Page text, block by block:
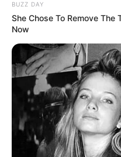
Souad
(Familles
évoque
BUZZ DAY
She Chose To Remove The
Now